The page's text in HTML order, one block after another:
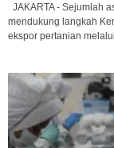
JAKARTA - Sejumlah
mendukung langkah
ekspor pertanian